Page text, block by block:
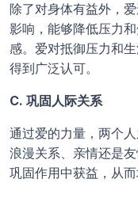
除了对身体有益外，
影响，能够降低压力
感。爱对抵御压力和
得到广泛认可。
C. 巩固人际关系
通过爱的力量，两个
浪漫关系、亲情还是
巩固作用中获益，从